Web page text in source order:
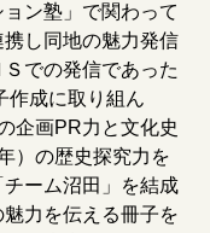
ン塾」で関わって
し同地の魅力発信
での発信であった
作成に取り組ん
企画PR力と文化史
）の歴史探究力を
ーム沼田」を結成
力を伝える冊子を